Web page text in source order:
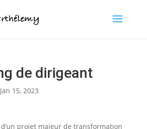
votre QE gratuitement.
de dirigeant
Jan 15, 2023
projet majeur de transformation